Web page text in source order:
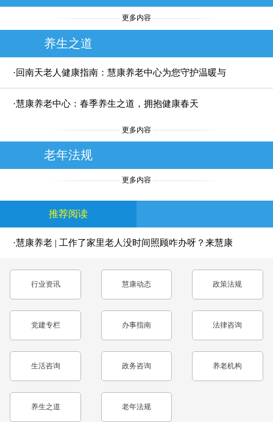
更多内容
养生之道
·回南天老人健康指南：慧康养老中心为您守护温暖与
安全
·慧康养老中心：春季养生之道，拥抱健康春天
更多内容
老年法规
更多内容
推荐阅读
·慧康养老 | 工作了家里老人没时间照顾咋办呀？来慧康
养老中心，工作与尽孝两不误！
行业资讯 慧康动态 政策法规
党建专栏 办事指南 法律咨询
生活咨询 政务咨询 养老机构
养生之道 老年法规